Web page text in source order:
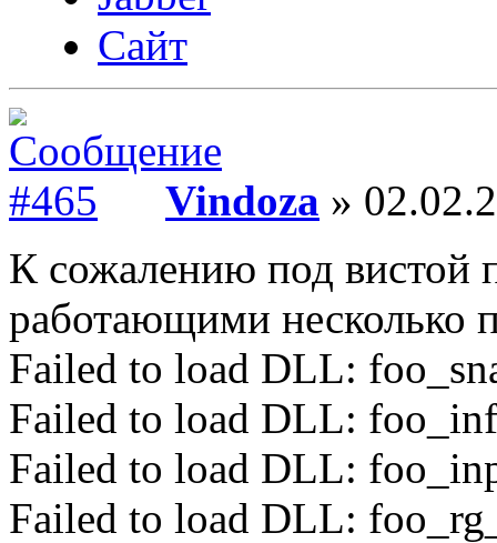
Сайт
Vindoza »
К сожалению под вистой
работающими несколько
Failed to load DLL:
Failed to load DLL:
Failed to load DLL:
Failed to load DLL: